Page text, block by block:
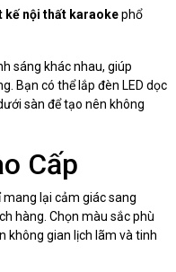
kế nội thất karaokephổ
sáng khác nhau, giúp
Bạn có thể lắp đèn LED dọc
sàn để tạo nên không
Cấp
lại cảm giác sang
hàng. Chọn màu sắc phù
không gian lịch lãm và tinh